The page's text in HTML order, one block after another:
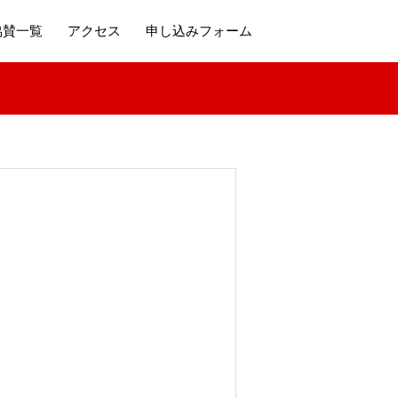
賛一覧 アクセス 申し込みフォーム